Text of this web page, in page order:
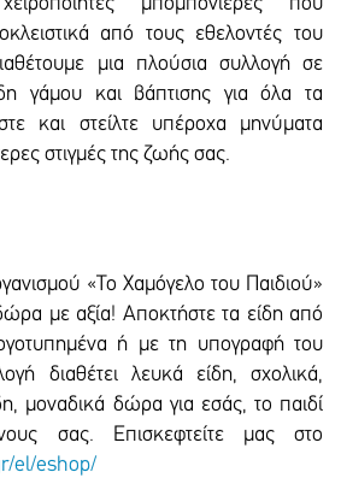
από τους εθελοντές του
μια πλούσια συλλογή σε
γάμου και βάπτισης για όλα τα
και στείλτε υπέροχα μηνύματα
στιγμές της ζωής σας.
«Το Χαμόγελο του Παιδιού»
με αξία! Αποκτήστε τα είδη από
ή με τη υπογραφή του
διαθέτει λευκά είδη, σχολικά,
μοναδικά δώρα για εσάς, το παιδί
σας. Επισκεφτείτε μας στο
el/eshop/